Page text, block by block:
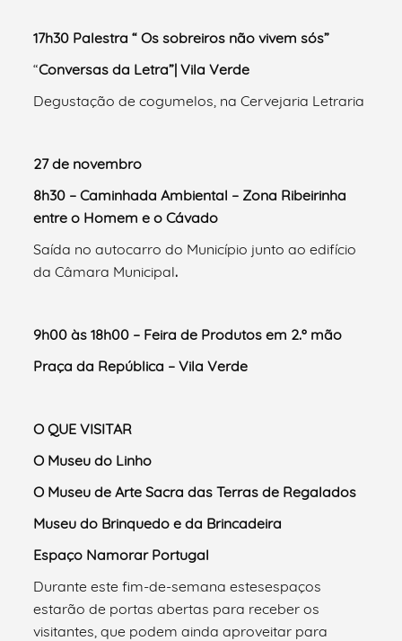
17h30 Palestra “ Os sobreiros não vivem sós”
“Conversas da Letra”|Vila Verde
Degustação de cogumelos, na Cervejaria Letraria
27 de novembro
8h30 – Caminhada Ambiental – Zona Ribeirinha
entre o Homem e o Cávado
Saída no autocarro do Município junto ao edifício
da Câmara Municipal.
9h00 às 18h00 – Feira de Produtos em 2.º mão
Praça da República – Vila Verde
O QUE VISITAR
O Museu do Linho
O Museu de Arte Sacra das Terras de Regalados
Museu do Brinquedo e da Brincadeira
Espaço Namorar Portugal
Durante este fim-de-semana estesespaços
estarão de portas abertas para receber os
visitantes, que podem ainda aproveitar para